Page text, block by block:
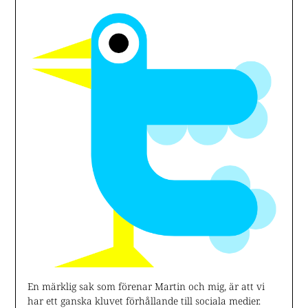
En märklig sak som förenar Martin och mig, är att vi
har ett ganska kluvet förhållande till sociala medier.